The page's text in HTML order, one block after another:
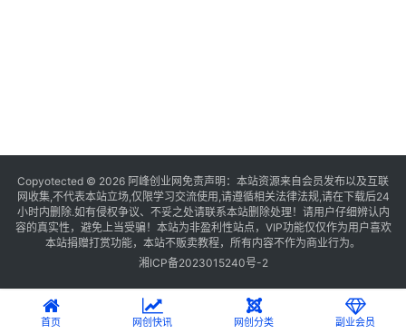
Copyotected © 2026 阿峰创业网 免责声明：本站资源来自会员发布以及互联
网收集,不代表本站立场,仅限学习交流使用,请遵循相关法律法规,请在下载后24
小时内删除.如有侵权争议、不妥之处请联系本站删除处理！请用户仔细辨认内
容的真实性，避免上当受骗！本站为非盈利性站点，VIP功能仅仅作为用户喜欢
本站捐赠打赏功能，本站不贩卖教程，所有内容不作为商业行为。
湘ICP备2023015240号-2
首页 网创快讯 网创分类 副业会员